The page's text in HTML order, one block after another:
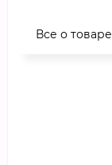
Все о товаре